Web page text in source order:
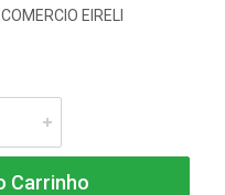
EIRELI
Carrinho